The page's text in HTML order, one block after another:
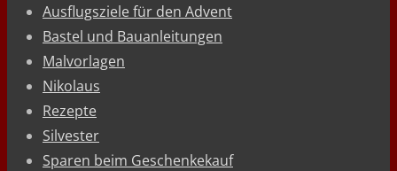
Ausflugsziele für den Advent
Bastel und Bauanleitungen
Malvorlagen
Nikolaus
Rezepte
Silvester
Sparen beim Geschenkekauf